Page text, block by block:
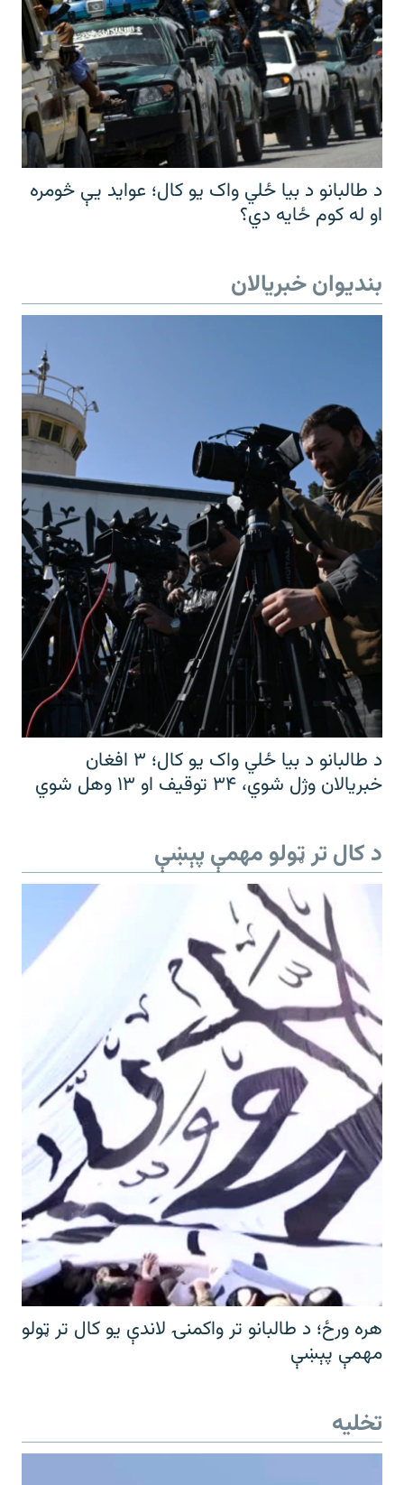
د طالبانو د بیا ځلي واک یو کال؛ عواید یې څومره
او له کوم ځایه دي؟
بندیوان خبریالان
د طالبانو د بیا ځلي واک یو کال؛ ۳ افغان
خبریالان وژل شوي، ۳۴ توقیف او ۱۳ وهل شوي
د کال تر ټولو مهمې پېښې
هره ورځ؛ د طالبانو تر واکمنۍ لاندې یو کال تر ټولو
مهمې پېښې
تخلیه